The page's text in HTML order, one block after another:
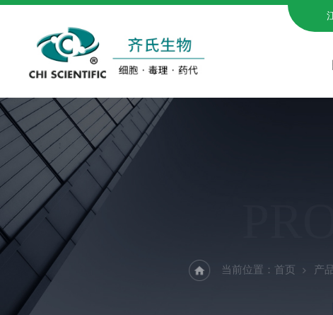
当前位置： 首页 产